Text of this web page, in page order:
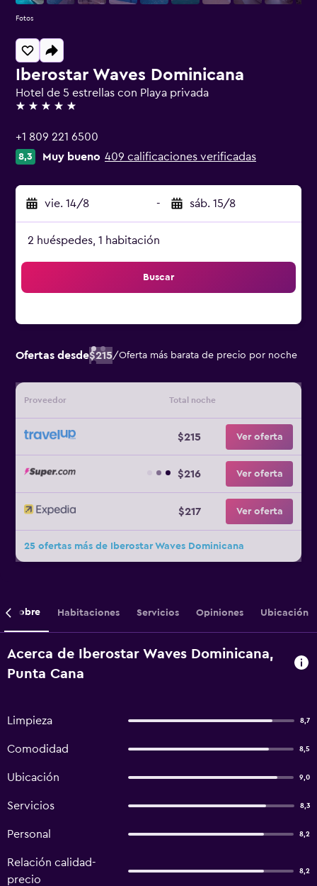
Iberostar Waves Dominicana
Hotel de 5 estrellas con Playa privada
5 estrellas
+1 809 221 6500
8,3 Muy bueno 409 calificaciones verificadas
vie. 14/8 - sáb. 15/8
2 huéspedes, 1 habitación
Buscar
Ofertas desde$215/Oferta más barata de precio por noche
Proveedor Total noche
$215 Ver oferta
$216 Ver oferta
$217 Ver oferta
25 ofertas más de Iberostar Waves Dominicana
Fotos
Sobre Habitaciones Servicios Opiniones Ubicación
Acerca de Iberostar Waves Dominicana,
Punta Cana
Limpieza 8,7
Comodidad 8,5
Ubicación 9,0
Servicios 8,3
Personal 8,2
Relación calidad-
precio
8,2